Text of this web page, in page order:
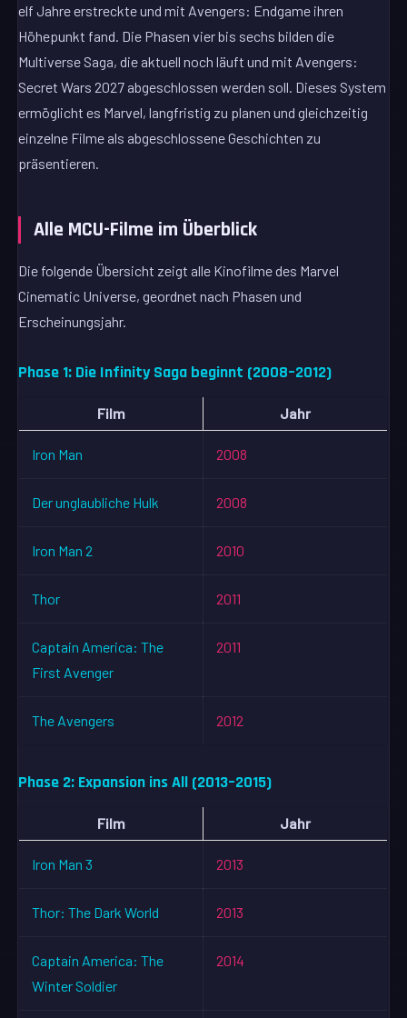
elf Jahre erstreckte und mit Avengers: Endgame ihren
Höhepunkt fand. Die Phasen vier bis sechs bilden die
Multiverse Saga, die aktuell noch läuft und mit Avengers:
Secret Wars 2027 abgeschlossen werden soll. Dieses System
ermöglicht es Marvel, langfristig zu planen und gleichzeitig
einzelne Filme als abgeschlossene Geschichten zu
präsentieren.
Alle MCU-Filme im Überblick
Die folgende Übersicht zeigt alle Kinofilme des Marvel
Cinematic Universe, geordnet nach Phasen und
Erscheinungsjahr.
Phase 1: Die Infinity Saga beginnt (2008–2012)
Film Jahr
Iron Man 2008
Der unglaubliche Hulk 2008
Iron Man 2 2010
Thor 2011
Captain America: The
First Avenger
2011
The Avengers 2012
Phase 2: Expansion ins All (2013–2015)
Film Jahr
Iron Man 3 2013
Thor: The Dark World 2013
Captain America: The
Winter Soldier
2014